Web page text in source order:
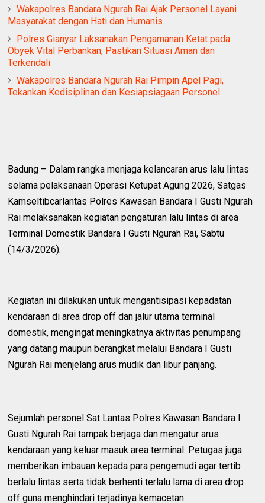
Wakapolres Bandara Ngurah Rai Ajak Personel Layani
Masyarakat dengan Hati dan Humanis
Polres Gianyar Laksanakan Pengamanan Ketat pada
Obyek Vital Perbankan, Pastikan Situasi Aman dan
Terkendali
Wakapolres Bandara Ngurah Rai Pimpin Apel Pagi,
Tekankan Kedisiplinan dan Kesiapsiagaan Personel
Badung – Dalam rangka menjaga kelancaran arus lalu lintas
selama pelaksanaan Operasi Ketupat Agung 2026, Satgas
Kamseltibcarlantas Polres Kawasan Bandara I Gusti Ngurah
Rai melaksanakan kegiatan pengaturan lalu lintas di area
Terminal Domestik Bandara I Gusti Ngurah Rai, Sabtu
(14/3/2026).
Kegiatan ini dilakukan untuk mengantisipasi kepadatan
kendaraan di area drop off dan jalur utama terminal
domestik, mengingat meningkatnya aktivitas penumpang
yang datang maupun berangkat melalui Bandara I Gusti
Ngurah Rai menjelang arus mudik dan libur panjang.
Sejumlah personel Sat Lantas Polres Kawasan Bandara I
Gusti Ngurah Rai tampak berjaga dan mengatur arus
kendaraan yang keluar masuk area terminal. Petugas juga
memberikan imbauan kepada para pengemudi agar tertib
berlalu lintas serta tidak berhenti terlalu lama di area drop
off guna menghindari terjadinya kemacetan.